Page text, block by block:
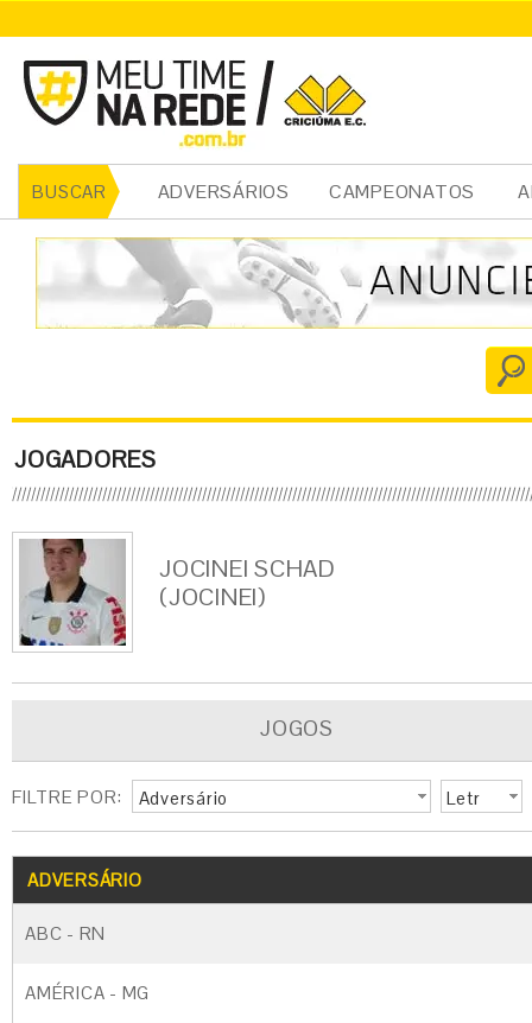
BUSCAR ADVERSÁRIOS CAMPEONATOS
JOGADORES
JOCINEI SCHAD
(JOCINEI)
JOGOS
FILTRE POR: Adversário
Letr
ADVERSÁRIO
ABC - RN
AMÉRICA - MG